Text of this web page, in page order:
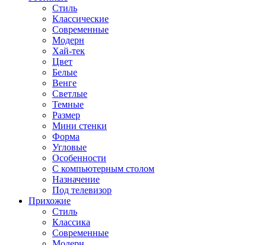
Стиль
Классические
Современные
Модерн
Хай-тек
Цвет
Белые
Венге
Светлые
Темные
Размер
Мини стенки
Форма
Угловые
Особенности
С компьютерным столом
Назначение
Под телевизор
Прихожие
Стиль
Классика
Современные